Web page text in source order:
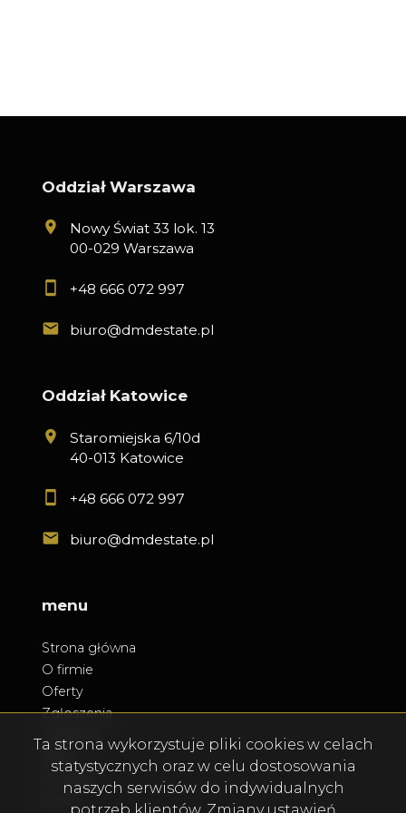
Oddział Warszawa
Nowy Świat 33 lok. 13
00-029 Warszawa
+48 666 072 997
biuro@dmdestate.pl
Oddział Katowice
Staromiejska 6/10d
40-013 Katowice
+48 666 072 997
biuro@dmdestate.pl
menu
Strona główna
O firmie
Oferty
Zgłoszenia
Kontakt
Ta strona wykorzystuje pliki cookies w celach
statystycznych oraz w celu dostosowania
naszych serwisów do indywidualnych
potrzeb klientów. Zmiany ustawień